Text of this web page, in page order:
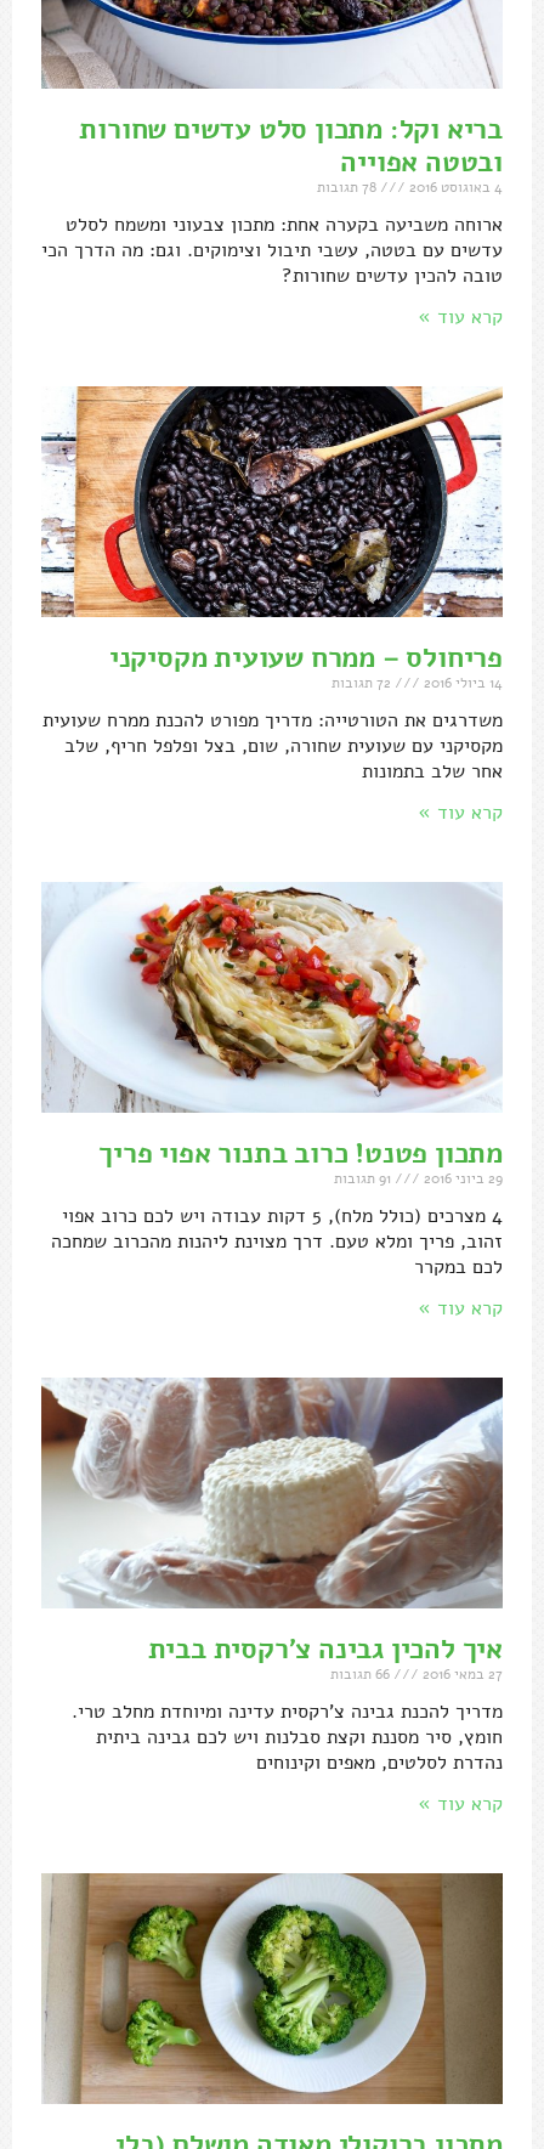
בריא וקל: מתכון סלט עדשים שחורות
ובטטה אפוייה
4 באוגוסט 2016
ארוחה משביעה בקערה אחת: מתכון צבעוני ומשמח לסלט
עדשים עם בטטה, עשבי תיבול וצימוקים. וגם: מה הדרך הכי
טובה להכין עדשים שחורות?
קרא עוד »
פריחולס – ממרח שעועית מקסיקני
14 ביולי 2016
משדרגים את הטורטייה: מדריך מפורט להכנת ממרח שעועית
מקסיקני עם שעועית שחורה, שום, בצל ופלפל חריף, שלב
אחר שלב בתמונות
קרא עוד »
מתכון פטנט! כרוב בתנור אפוי פריך
29 ביוני 2016
4 מצרכים (כולל מלח), 5 דקות עבודה ויש לכם כרוב אפוי
זהוב, פריך ומלא טעם. דרך מצוינת ליהנות מהכרוב שמחכה
לכם במקרר
קרא עוד »
איך להכין גבינה צ'רקסית בבית
27 במאי 2016
מדריך להכנת גבינה צ'רקסית עדינה ומיוחדת מחלב טרי.
חומץ, סיר מסננת וקצת סבלנות ויש לכם גבינה ביתית
נהדרת לסלטים, מאפים וקינוחים
קרא עוד »